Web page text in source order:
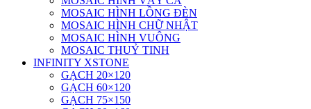
MOSAIC HÌNH LỒNG ĐÈN
MOSAIC HÌNH CHỮ NHẬT
MOSAIC HÌNH VUÔNG
MOSAIC THUỶ TINH
INFINITY XSTONE
GẠCH 20×120
GẠCH 60×120
GẠCH 75×150